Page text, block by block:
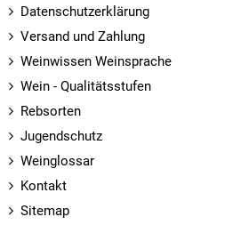
Datenschutzerklärung
Versand und Zahlung
Weinwissen Weinsprache
Wein - Qualitätsstufen
Rebsorten
Jugendschutz
Weinglossar
Kontakt
Sitemap